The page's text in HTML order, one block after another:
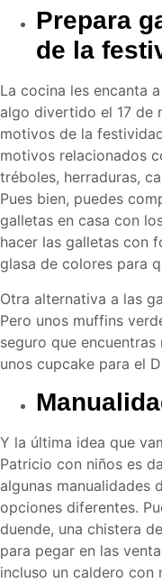
Prepara
de la
La cocina les encanta
algo divertido el 17 de
motivos de la
motivos relacionados
tréboles, herraduras,
Pues bien, puedes
galletas en casa con
hacer las galletas con
glasa de colores para
Otra alternativa a las
Pero unos muffins
seguro que
unos cupcake para el
Y la última idea que
Patricio con niños es
algunas manualidades
opciones diferentes.
duende, una chistera
para pegar en las
incluso un caldero con